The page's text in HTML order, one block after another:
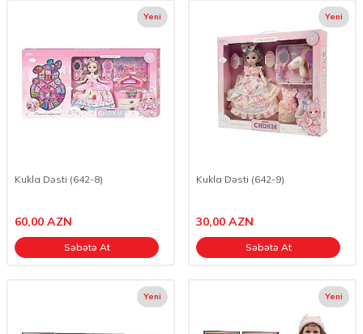
Yeni
Kukla Dəsti (642-8)
60,00 AZN
Səbətə At
Yeni
Kukla Dəsti (642-9)
30,00 AZN
Səbətə At
Yeni Yeni